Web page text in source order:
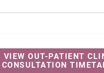
VIEW OUT-PATIENT
CONSULTATION